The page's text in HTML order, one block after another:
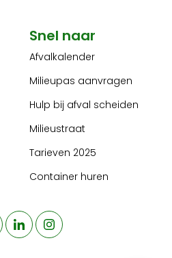
Snel naar
Afvalkalender
Milieupas aanvragen
Hulp bij afval scheiden
Milieustraat
Tarieven 2025
Container huren